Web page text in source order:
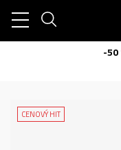
-50
CENOVÝ HIT